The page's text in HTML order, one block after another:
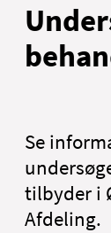
Se
tilbyder i
Afdeling.